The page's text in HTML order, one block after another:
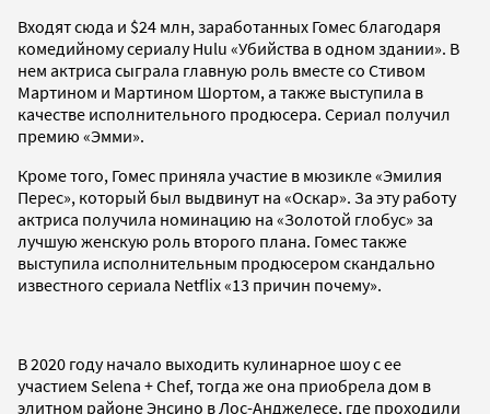
Входят сюда и $24 млн, заработанных Гомес благодаря
комедийному сериалу Hulu «Убийства в одном здании». В
нем актриса сыграла главную роль вместе со Стивом
Мартином и Мартином Шортом, а также выступила в
качестве исполнительного продюсера. Сериал получил
премию «Эмми».
Кроме того, Гомес приняла участие в мюзикле «Эмилия
Перес», который был выдвинут на «Оскар». За эту работу
актриса получила номинацию на «Золотой глобус» за
лучшую женскую роль второго плана. Гомес также
выступила исполнительным продюсером скандально
известного сериала Netflix «13 причин почему».
В 2020 году начало выходить кулинарное шоу с ее
участием Selena + Chef, тогда же она приобрела дом в
элитном районе Энсино в Лос-Анджелесе, где проходили